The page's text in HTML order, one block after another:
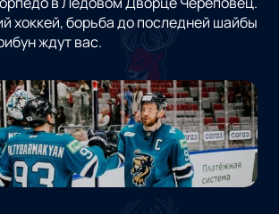
хоккей, борьба до последней шайбы
ждут вас.